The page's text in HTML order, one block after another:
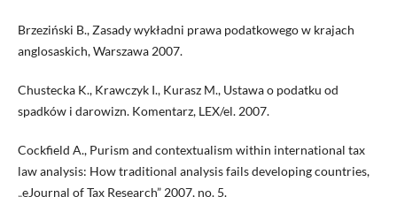
Brzeziński B., Zasady wykładni prawa podatkowego w krajach
anglosaskich, Warszawa 2007.
Chustecka K., Krawczyk I., Kurasz M., Ustawa o podatku od
spadków i darowizn. Komentarz, LEX/el. 2007.
Cockfield A., Purism and contextualism within international tax
law analysis: How traditional analysis fails developing countries,
„eJournal of Tax Research” 2007, no. 5.